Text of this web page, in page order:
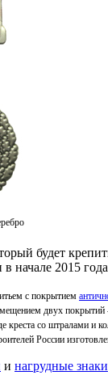
будет
начале 2015
с покрытием
двух покрытий
креста со штралами и
России
и нагрудные знаки